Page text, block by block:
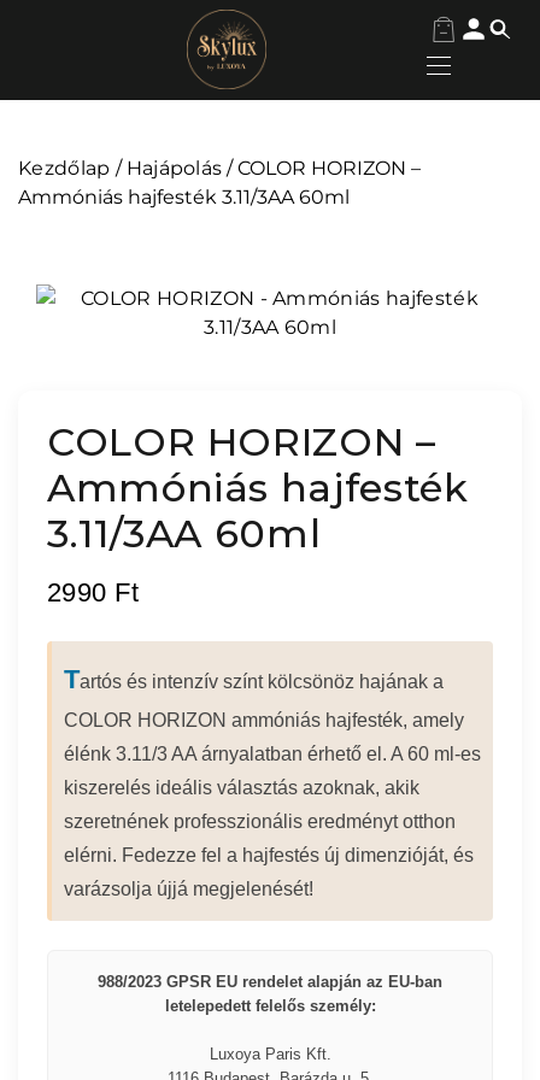
Kezdőlap / Hajápolás / COLOR HORIZON –
Ammóniás hajfesték 3.11/3AA 60ml
COLOR HORIZON –
Ammóniás hajfesték
3.11/3AA 60ml
2990 Ft
Tartós és intenzív színt kölcsönöz hajának a
COLOR HORIZON ammóniás hajfesték, amely
élénk 3.11/3 AA árnyalatban érhető el. A 60 ml-es
kiszerelés ideális választás azoknak, akik
szeretnének professzionális eredményt otthon
elérni. Fedezze fel a hajfestés új dimenzióját, és
varázsolja újjá megjelenését!
988/2023 GPSR EU rendelet alapján az EU-ban
letelepedett felelős személy:
Luxoya Paris Kft.